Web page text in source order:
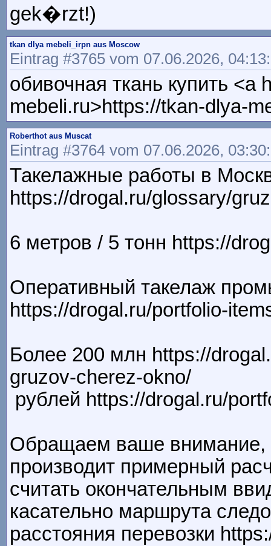
gek�rzt!)
tkan dlya mebeli_irpn aus Moscow
Eintrag #3765 vom 07.06.2026,
обивочная ткань купить <a
mebeli.ru>https://tkan-dlya-
Roberthot aus Muscat
Eintrag #3764 vom 07.06.2026,
Такелажные работы в
https://drogal.ru/glossary/
6 метров / 5 тонн https://
Оперативный такелаж
https://drogal.ru/portfolio-
Более 200 млн https://
gruzov-cherez-okno/
рублей https://drogal.ru/
Обращаем ваше внимание,
производит примерный
считать окончательным
касательно маршрута
расстояния перевозки